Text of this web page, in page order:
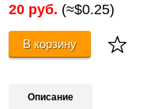
20 руб. (≈$0.25)
В корзину
Описание